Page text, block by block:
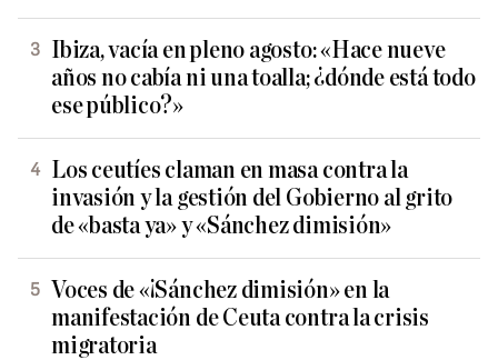
Ibiza, vacía en pleno agosto: «Hace nueve
años no cabía ni una toalla; ¿dónde está todo
ese público?»
Los ceutíes claman en masa contra la
invasión y la gestión del Gobierno al grito
de «basta ya» y «Sánchez dimisión»
Voces de «¡Sánchez dimisión» en la
manifestación de Ceuta contra la crisis
migratoria